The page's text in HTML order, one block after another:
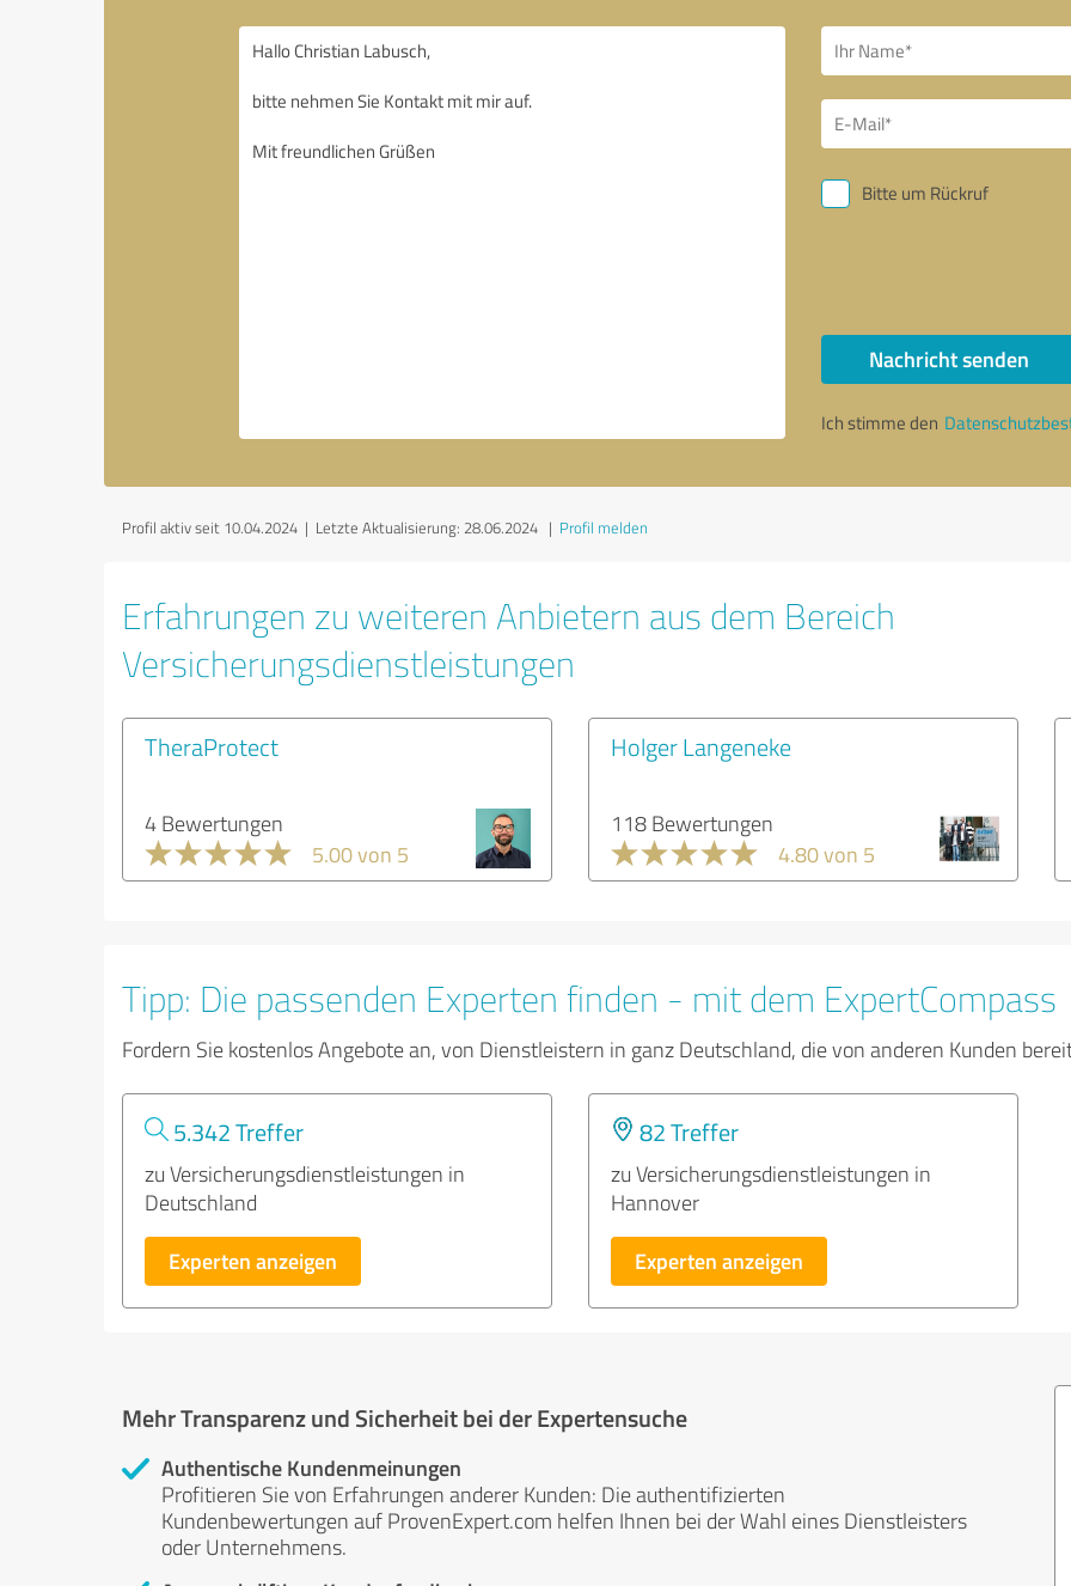
Bitte um Rückruf
Nachricht senden
Ich stimme den
Profil aktiv seit 10.04.2024 | Letzte Aktualisierung: 28.06.2024 | Profil melden
Erfahrungen zu weiteren Anbietern aus dem Bereich
Versicherungsdienstleistungen
TheraProtect
4 Bewertungen
5.00 von 5
Holger Langeneke
118 Bewertungen
4.80 von 5
Tipp: Die passenden Experten finden - mit dem ExpertCompass
Fordern Sie kostenlos Angebote an, von Dienstleistern in ganz Deutschland, die von anderen Kunden
5.342 Treffer
zu Versicherungsdienstleistungen in
Deutschland
Experten anzeigen
82 Treffer
zu Versicherungsdienstleistungen in
Hannover
Experten anzeigen
Mehr Transparenz und Sicherheit bei der Expertensuche
Authentische Kundenmeinungen
Profitieren Sie von Erfahrungen anderer Kunden: Die authentifizierten
Kundenbewertungen auf ProvenExpert.com helfen Ihnen bei der Wahl eines Dienstleisters
oder Unternehmens.